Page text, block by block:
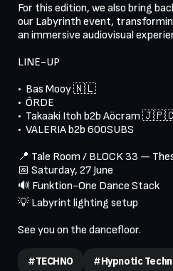
For this edition, we also bring
our Labyrinth event,
an immersive audiovisual
LINE-UP
•⁠  ⁠Bas Mooy 🇳🇱
•⁠  ⁠ŌRDE
•⁠  ⁠Takaaki Itoh b2b Aöcram
•⁠  ⁠VALERIA b2b 600SUBS
📍 Tale Room / BLOCK 33 —
📅 Saturday, 27 June
🔊 Funktion-One Dance Stack
💡 Labyrint lighting setup
See you on the dancefloor.
#TECHNO #hypnotic